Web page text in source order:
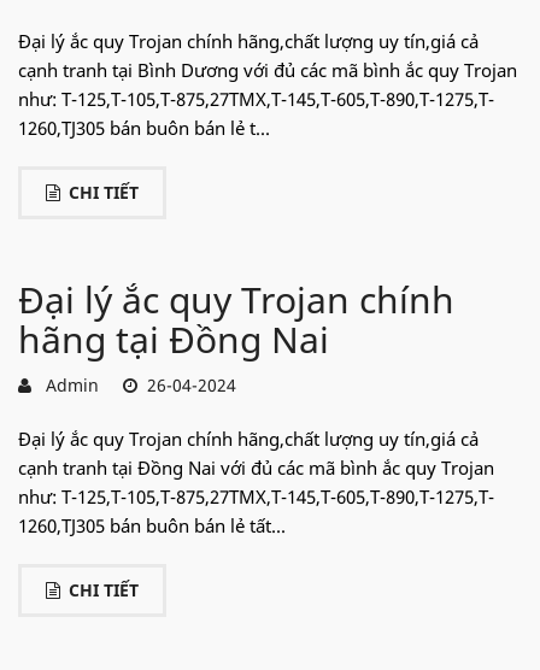
Đại lý ắc quy Trojan chính hãng,chất lượng uy tín,giá cả
cạnh tranh tại Bình Dương với đủ các mã bình ắc quy Trojan
như: T-125,T-105,T-875,27TMX,T-145,T-605,T-890,T-1275,T-
1260,TJ305 bán buôn bán lẻ t...
CHI TIẾT
Đại lý ắc quy Trojan chính
hãng tại Đồng Nai
Admin 26-04-2024
Đại lý ắc quy Trojan chính hãng,chất lượng uy tín,giá cả
cạnh tranh tại Đồng Nai với đủ các mã bình ắc quy Trojan
như: T-125,T-105,T-875,27TMX,T-145,T-605,T-890,T-1275,T-
1260,TJ305 bán buôn bán lẻ tất...
CHI TIẾT